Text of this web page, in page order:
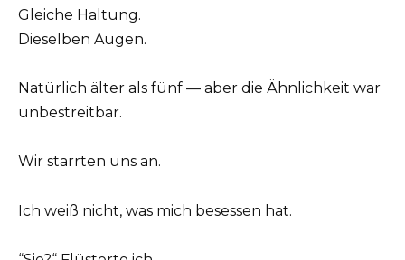
Gleiche Haltung.
Dieselben Augen.
Natürlich älter als fünf — aber die Ähnlichkeit war
unbestreitbar.
Wir starrten uns an.
Ich weiß nicht, was mich besessen hat.